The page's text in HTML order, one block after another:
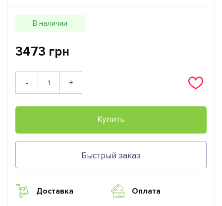
В наличии
3473 грн
- +
Купить
Быстрый заказ
Доставка Оплата